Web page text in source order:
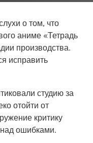
о том, что
аниме «Тетрадь
производства.
исправить
студию за
отойти от
критику
над ошибками.